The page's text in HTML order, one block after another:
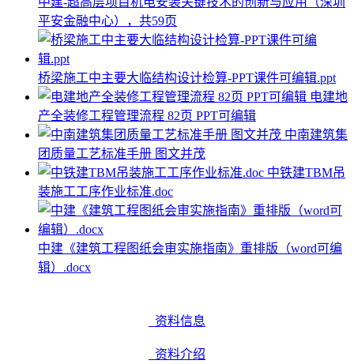
平安金融中心），共59页
桥梁施工中主要大临结构设计检算-PPT课件可编辑.ppt
电建地
产全装修工程管理流程 82页 PPT可编辑
中南建筑集
团质量工艺标准手册 图文并茂
中铁建TBM吊
装施工工序作业标准.doc
中建《建筑工程图纸会审实施指南》重排版（word可编
辑）.docx
资料信息
资料介绍